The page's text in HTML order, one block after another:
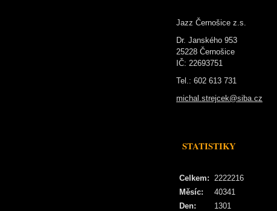
Jazz Černošice z.s.
Dr. Janského 953
25228 Černošice
IČ: 22693751
Tel.: 602 613 731
michal.strejcek@siba.cz
STATISTIKY
Celkem: 2222216
Měsíc:
40341
Den:
1301